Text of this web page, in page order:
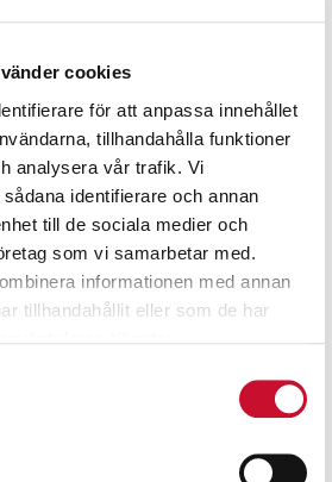
cookies
för att anpassa innehållet
tillhandahålla funktioner
analysera vår trafik. Vi
identifierare och annan
till de sociala medier och
som vi samarbetar med.
informationen med annan
tillhandahållit eller som de har
53,940.00kr Exkl. moms
Elverk bensin 14,5kVA
Mosa GE 17000 HBT